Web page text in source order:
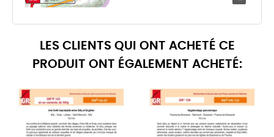
LES CLIENTS QUI ONT ACHETÉ CE
PRODUIT ONT ÉGALEMENT ACHETÉ: